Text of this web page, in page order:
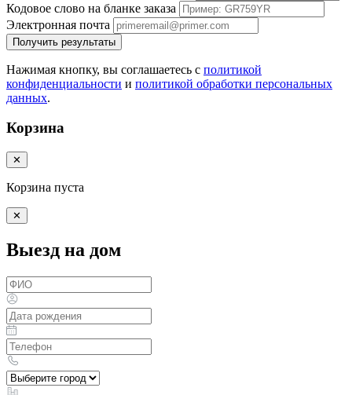
Кодовое слово на бланке заказа
Электронная почта
Получить результаты
Нажимая кнопку, вы соглашаетесь с политикой
конфиденциальности и политикой обработки персональных
данных.
Корзина
✕
Корзина пуста
✕
Выезд на дом